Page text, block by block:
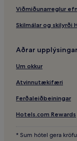
Viðmiðunarreglur
Skilmálar og skilyrði
Aðrar upplýsingar
Um okkur
Atvinnutækifæri
Ferðaleiðbeiningar
Hotels.com Rewards
* Sum hótel gera